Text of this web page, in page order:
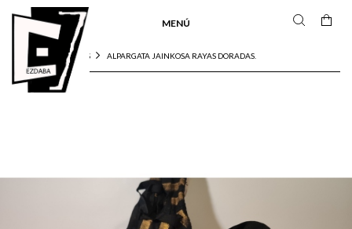
MENÚ
INICIO ALPARGATAS ALPARGATA JAINKOSA RAYAS DORADAS.